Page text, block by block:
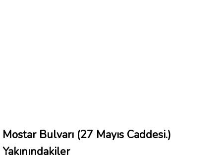
Mostar Bulvarı (27 Mayıs Caddesi.)
Yakınındakiler